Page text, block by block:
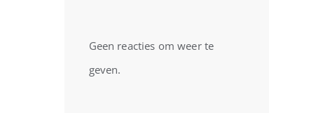
Geen reacties om weer te
geven.